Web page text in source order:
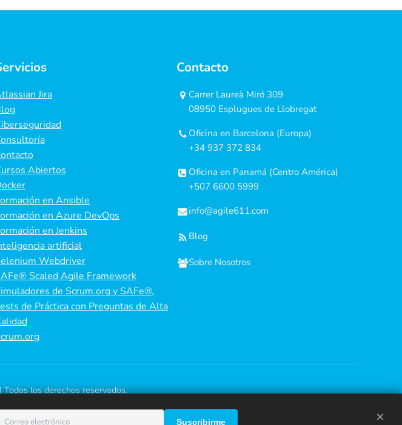
Jira
Abiertos
en Ansible
en Azure DevOps
en Jenkins
artificial
Webdriver
Scaled Agile Framework
de Scrum.org y SAFe®,
de Práctica con Preguntas de Alta
Contacto
Carrer Laureà Miró 309
08950 Esplugues de Llobregat
Oficina en Barcelona (Europa)
+34 937 372 834
Oficina en Panamá (Centro América)
+507 6600 5999
info@agile611.com
Blog
Sobre Nosotros
los derechos reservados.
con
Suscribirme ×